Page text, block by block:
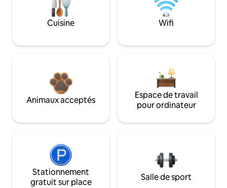
Cuisine Wifi
Animaux acceptés
Espace de travail
pour ordinateur
Stationnement
gratuit sur place
Salle de sport